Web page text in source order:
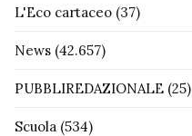
L'Eco cartaceo (37)
News (42.657)
PUBBLIREDAZIONALE (25)
Scuola (534)